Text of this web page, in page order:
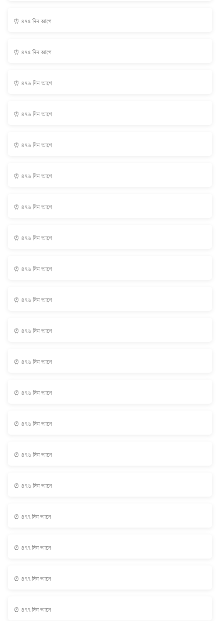
⏰ ৪৭৫ দিন আগে
⏰ ৪৭৫ দিন আগে
⏰ ৪৭৬ দিন আগে
⏰ ৪৭৬ দিন আগে
⏰ ৪৭৬ দিন আগে
⏰ ৪৭৬ দিন আগে
⏰ ৪৭৬ দিন আগে
⏰ ৪৭৬ দিন আগে
⏰ ৪৭৬ দিন আগে
⏰ ৪৭৬ দিন আগে
⏰ ৪৭৬ দিন আগে
⏰ ৪৭৬ দিন আগে
⏰ ৪৭৬ দিন আগে
⏰ ৪৭৬ দিন আগে
⏰ ৪৭৬ দিন আগে
⏰ ৪৭৬ দিন আগে
⏰ ৪৭৭ দিন আগে
⏰ ৪৭৭ দিন আগে
⏰ ৪৭৭ দিন আগে
⏰ ৪৭৭ দিন আগে